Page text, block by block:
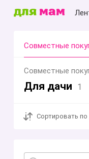
Совместные
Совместные
Для дачи 1
Сортировать по